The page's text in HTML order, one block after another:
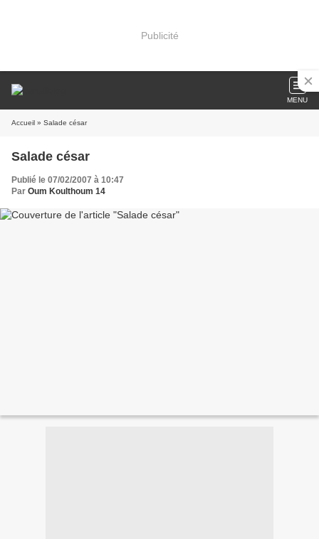
Publicité
MENU
Accueil » Salade césar
Salade césar
Publié le 07/02/2007 à 10:47
Par Oum Koulthoum 14